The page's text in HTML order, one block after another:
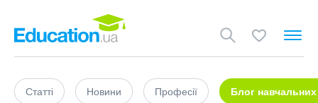
Статті Новини Професії Блог навчальних